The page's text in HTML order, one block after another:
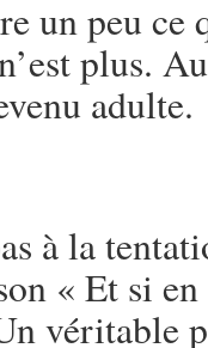
un peu ce
plus.
adulte.
à la
« Et si
véritable